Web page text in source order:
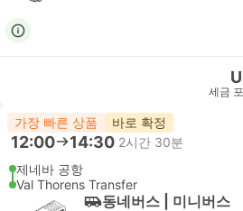
세금
가장 빠른 상품 바로 확정
12:00 14:30 2시간 30분
제네바 공항
Val Thorens Transfer
동네버스 | 미니버스